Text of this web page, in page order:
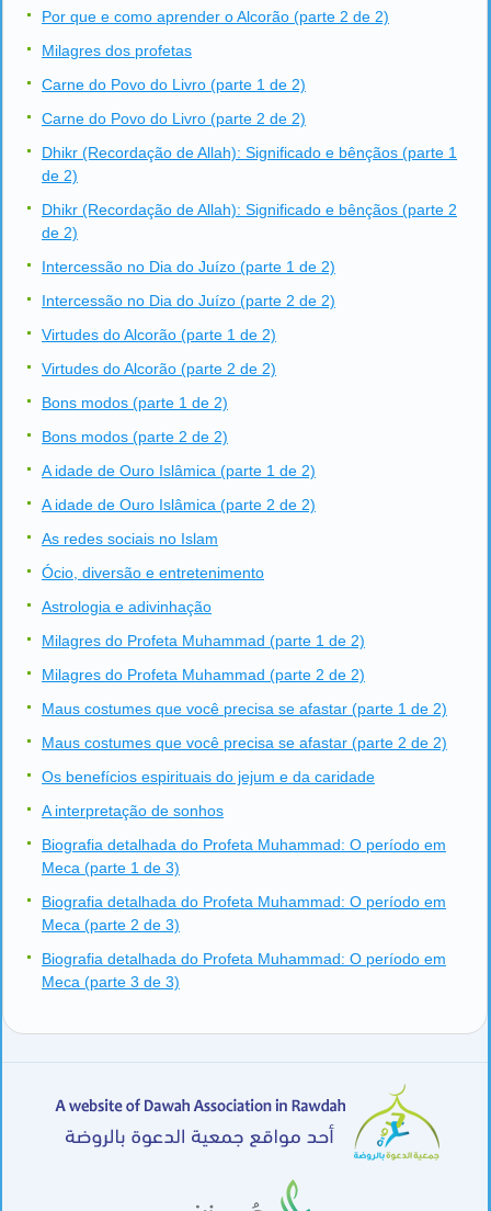
Por que e como aprender o Alcorão (parte 2 de 2)
Milagres dos profetas
Carne do Povo do Livro (parte 1 de 2)
Carne do Povo do Livro (parte 2 de 2)
Dhikr (Recordação de Allah): Significado e bênçãos (parte 1
de 2)
Dhikr (Recordação de Allah): Significado e bênçãos (parte 2
de 2)
Intercessão no Dia do Juízo (parte 1 de 2)
Intercessão no Dia do Juízo (parte 2 de 2)
Virtudes do Alcorão (parte 1 de 2)
Virtudes do Alcorão (parte 2 de 2)
Bons modos (parte 1 de 2)
Bons modos (parte 2 de 2)
A idade de Ouro Islâmica (parte 1 de 2)
A idade de Ouro Islâmica (parte 2 de 2)
As redes sociais no Islam
Ócio, diversão e entretenimento
Astrologia e adivinhação
Milagres do Profeta Muhammad (parte 1 de 2)
Milagres do Profeta Muhammad (parte 2 de 2)
Maus costumes que você precisa se afastar (parte 1 de 2)
Maus costumes que você precisa se afastar (parte 2 de 2)
Os benefícios espirituais do jejum e da caridade
A interpretação de sonhos
Biografia detalhada do Profeta Muhammad: O período em
Meca (parte 1 de 3)
Biografia detalhada do Profeta Muhammad: O período em
Meca (parte 2 de 3)
Biografia detalhada do Profeta Muhammad: O período em
Meca (parte 3 de 3)